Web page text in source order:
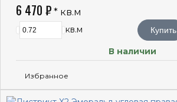
6 470 ₽ * кв.м
кв.м Купить
В наличии
Избранное